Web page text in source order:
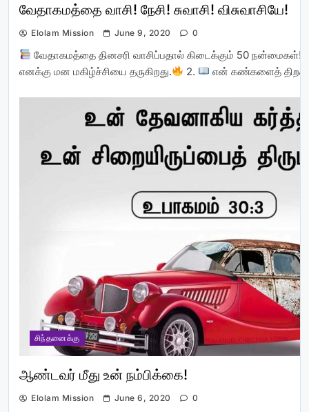
வேதாகமத்தை வாசி! நேசி! சுவாசி! விசுவாசியே!
Elolam Mission June 9, 2020 0
வேதாகமத்தை தினசரி வாசிப்பதால் கிடைக்கும் 50 நன்மைகள்!
எனக்கு மன மகிழ்ச்சியை தருகிறது.
2. என் கண்களைத்
சிந்தனைக்கு
ஆண்டவர் மீது உன் நம்பிக்கை!
Elolam Mission June 6, 2020 0